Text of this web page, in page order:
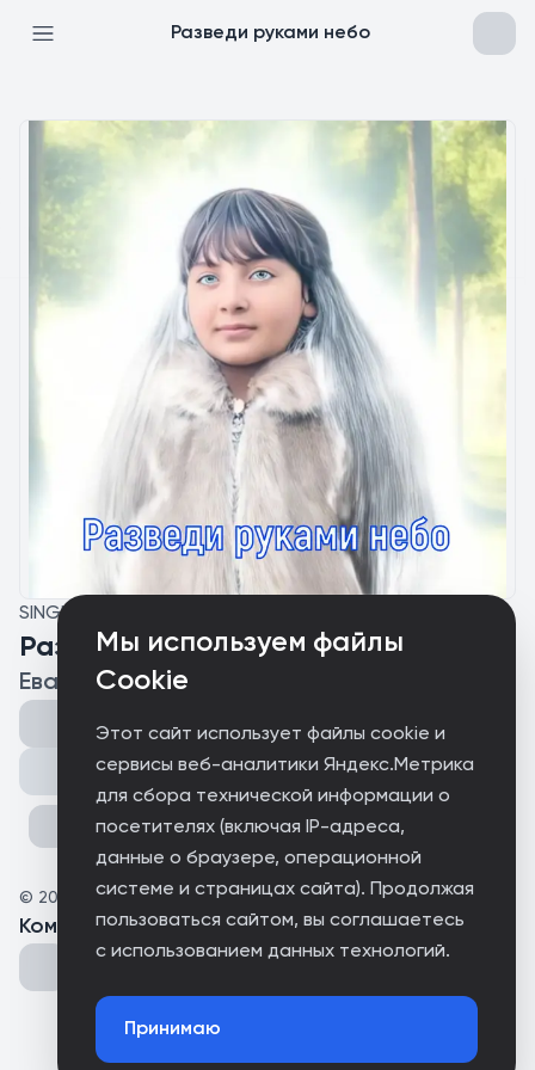
Мы используем файлы
Cookie
Этот сайт использует файлы cookie и
сервисы веб-аналитики Яндекс.Метрика
для сбора технической информации о
посетителях (включая IP-адреса,
данные о браузере, операционной
системе и страницах сайта). Продолжая
пользоваться сайтом, вы соглашаетесь
с использованием данных технологий.
Принимаю
Разведи руками небо
SINGLE
Разведи руками небо
Ева Сафонова
Поделиться
© 2025 Амайа
Комментарии(0 )
Could not connect to the server.